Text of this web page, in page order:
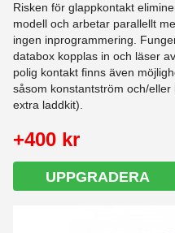
Risken för glappkontakt
modell och arbetar parallellt
ingen inprogrammering.
databox kopplas in och läser
polig kontakt finns även
såsom konstantström och/
extra laddkit).
+400 kr
UPPGRADERA